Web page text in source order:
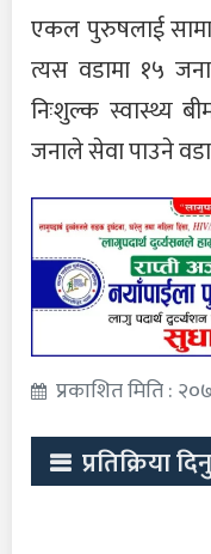
एकल पुरुषलाई
त्यस वडामा १५
निःशुल्क स्वास्थ्य
जनाले सेवा पाउने
प्रकाशित मिति :
प्रतिक्रिया